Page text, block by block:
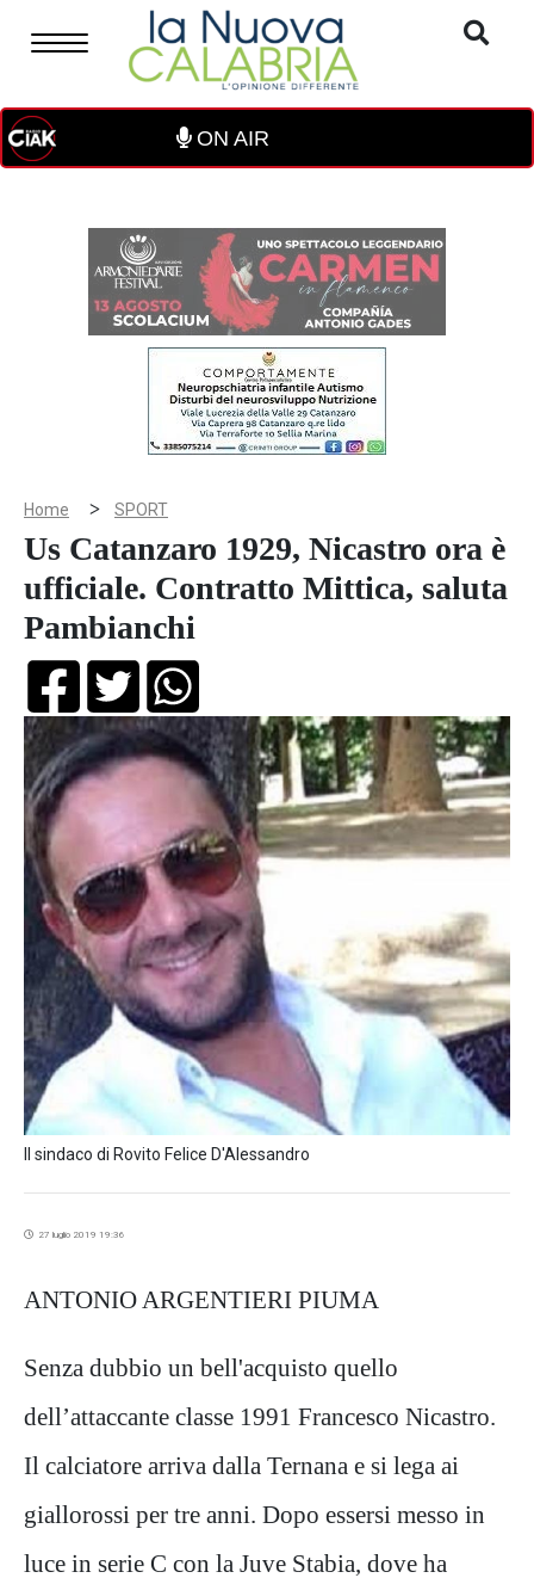
ON AIR
Home > SPORT
Us Catanzaro 1929, Nicastro ora è
ufficiale. Contratto Mittica, saluta
Pambianchi
Il sindaco di Rovito Felice D'Alessandro
27 luglio 2019 19:36
ANTONIO ARGENTIERI PIUMA
Senza dubbio un bell'acquisto quello
dell’attaccante classe 1991 Francesco Nicastro.
Il calciatore arriva dalla Ternana e si lega ai
giallorossi per tre anni. Dopo essersi messo in
luce in serie C con la Juve Stabia, dove ha